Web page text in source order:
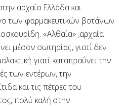
αρχαία Ελλάδα και
των φαρμακευτικών βοτάνων
«Αλθαία» ,αρχαία
μέσον σωτηρίας, γιατί δεν
γιατί καταπραΰνει την
των εντέρων, την
και τις πέτρες του
πολύ καλή στην